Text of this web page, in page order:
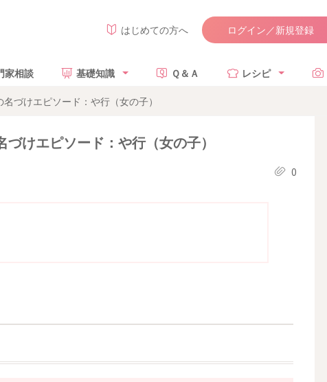
はじめての方へ ログイン／新規登録
家相談 基礎知識 Ｑ＆Ａ レシピ
づけエピソード：や行（女の子）
けエピソード：や行（女の子）
0